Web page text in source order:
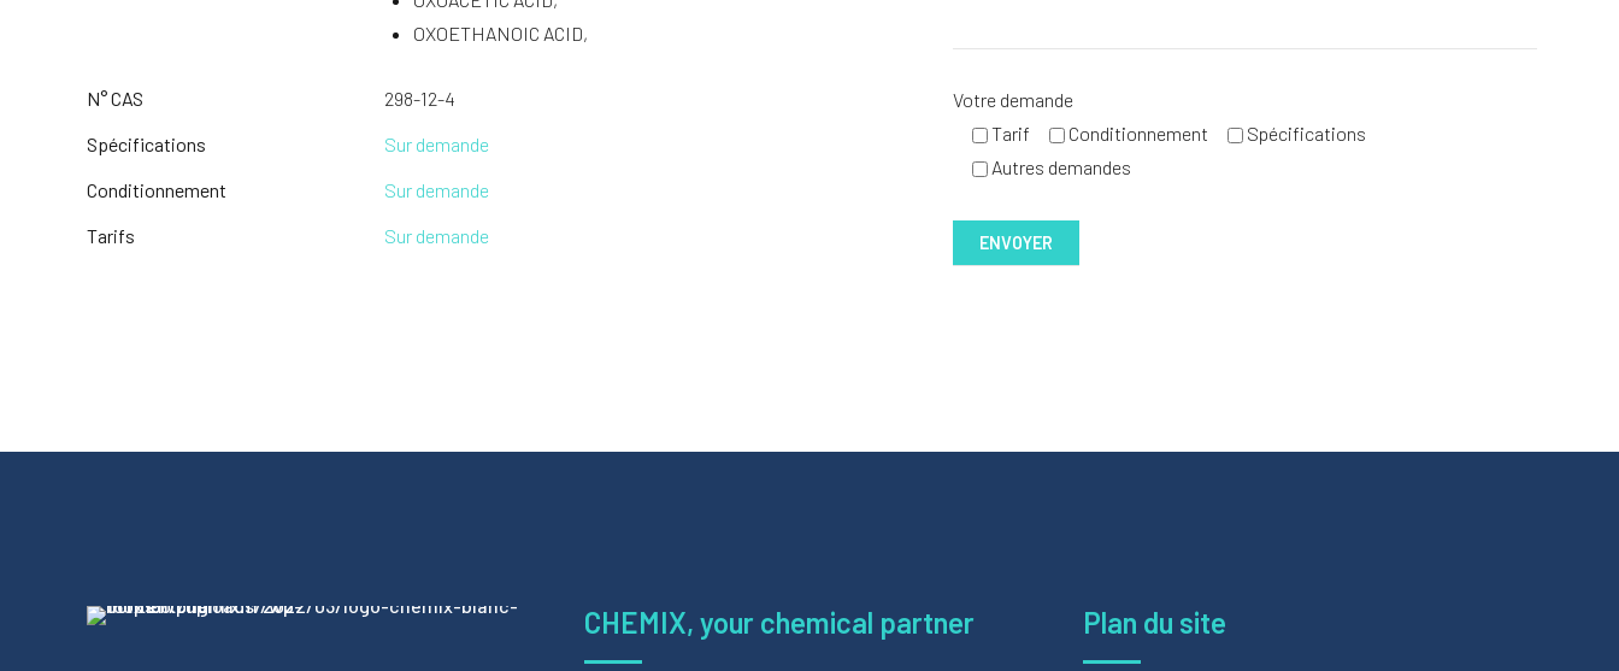
OXOETHANOIC ACID,
N° CAS
298-12-4
Spécifications
Sur demande
Conditionnement
Sur demande
Tarifs
Sur demande
Votre demande
Tarif
Conditionnement
Spécifications
Autres demandes
CHEMIX, your chemical partner Plan du site